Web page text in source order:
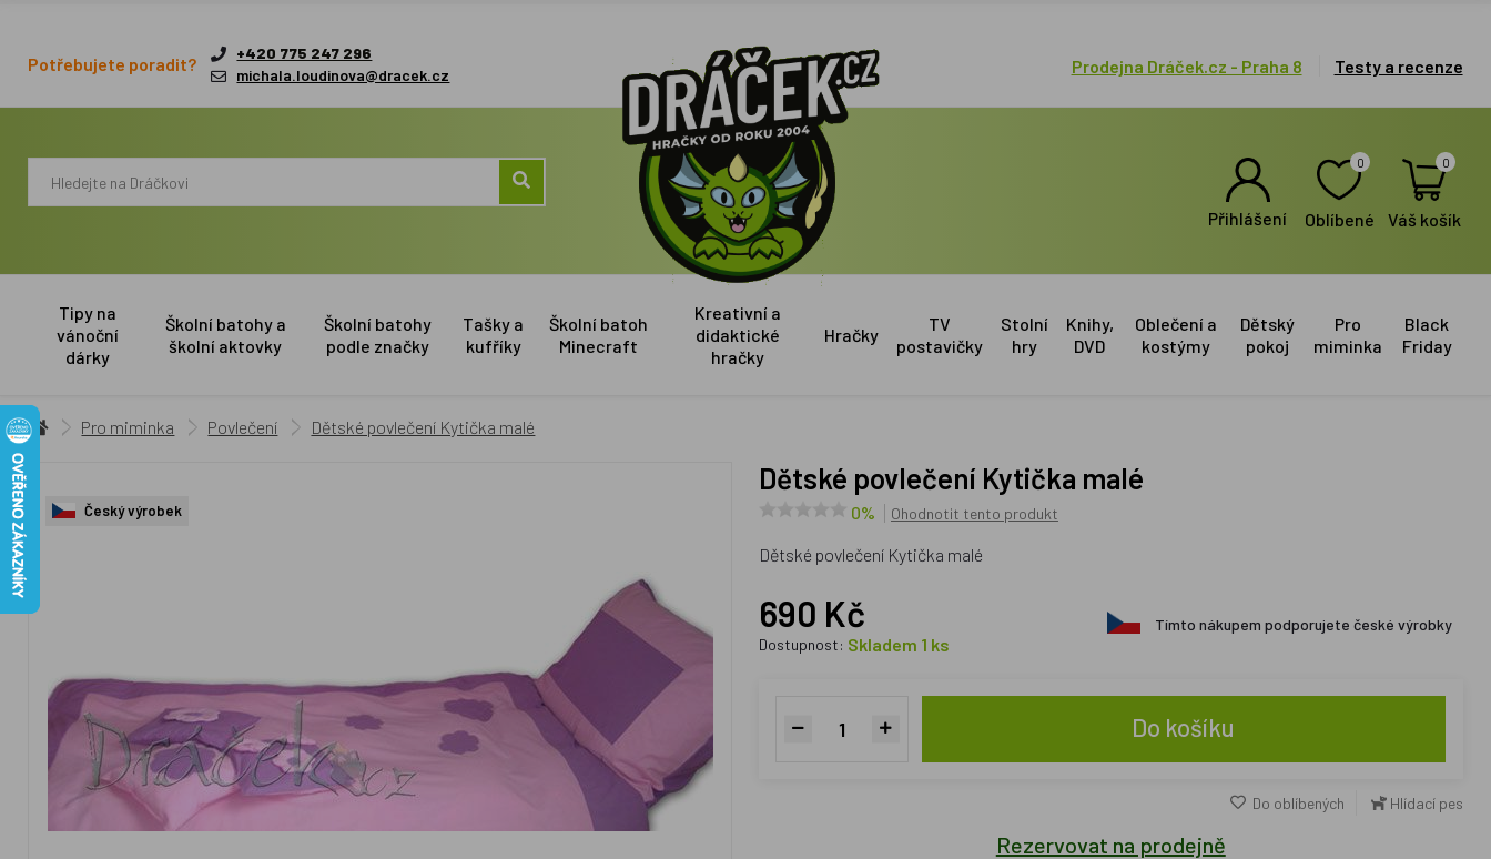
Potřebujete poradit?
+420 775 247 296
michala.loudinova@dracek.cz
Prodejna Dráček.cz - Praha 8 Testy a recenze
Přihlášení
0
Oblíbené
0
Váš košík
Tipy na
vánoční
dárky
Školní batohy a
školní aktovky
Školní batohy
podle značky
Tašky a
kufříky
Školní batoh
Minecraft
Kreativní a
didaktické
hračky
Hračky
TV
postavičky
Stolní
hry
Knihy,
DVD
Oblečení a
kostýmy
Dětský
pokoj
Pro
miminka
Black
Friday
Pro miminka Povlečení Dětské povlečení Kytička malé
Český výrobek
Dětské povlečení Kytička malé
0% Ohodnotit tento produkt
Dětské povlečení Kytička malé
690 Kč
Dostupnost: Skladem 1 ks
Tímto nákupem podporujete české výrobky
Do košíku
Do oblíbených Hlídací pes
Rezervovat na prodejně